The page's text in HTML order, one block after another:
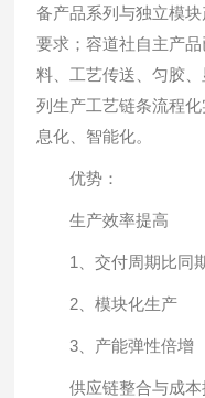
备产品系列与独立模
要求；容道社自主产
料、工艺传送、匀胶
列生产工艺链条流程
息化、智能化。
优势：
生产效率提高
1、交付周期比同
2、模块化生产
3、产能弹性倍增
供应链整合与成本